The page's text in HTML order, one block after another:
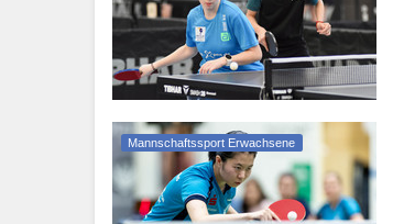
Mannschaftssport Erwachsene